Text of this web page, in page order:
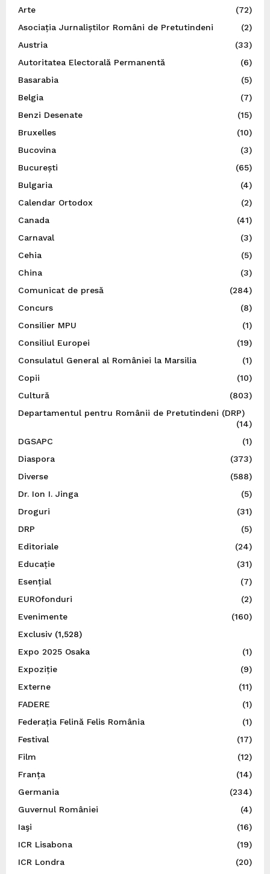
Arte
(72)
Asociația Jurnaliștilor Români de Pretutindeni
(2)
Austria
(33)
Autoritatea Electorală Permanentă
(6)
Basarabia
(5)
Belgia
(7)
Benzi Desenate
(15)
Bruxelles
(10)
Bucovina
(3)
București
(65)
Bulgaria
(4)
Calendar Ortodox
(2)
Canada
(41)
Carnaval
(3)
Cehia
(5)
China
(3)
Comunicat de presă
(284)
Concurs
(8)
Consilier MPU
(1)
Consiliul Europei
(19)
Consulatul General al României la Marsilia
(1)
Copii
(10)
Cultură
(803)
Departamentul pentru Românii de Pretutindeni (DRP)
(14)
DGSAPC
(1)
Diaspora
(373)
Diverse
(588)
Dr. Ion I. Jinga
(5)
Droguri
(31)
DRP
(5)
Editoriale
(24)
Educație
(31)
Esențial
(7)
EUROfonduri
(2)
Evenimente
(160)
Exclusiv(1,528)
Expo 2025 Osaka
(1)
Expoziție
(9)
Externe
(11)
FADERE
(1)
Federația Felină Felis România
(1)
Festival
(17)
Film
(12)
Franța
(14)
Germania
(234)
Guvernul României
(4)
Iaşi
(16)
ICR Lisabona
(19)
ICR Londra
(20)